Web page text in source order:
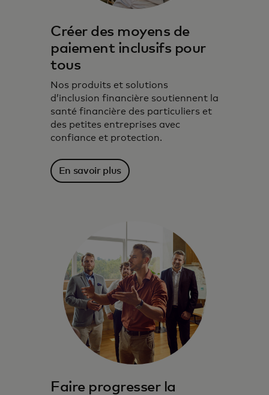
Créer des moyens de
paiement inclusifs pour
tous
Nos produits et solutions
d’inclusion financière soutiennent la
santé financière des particuliers et
des petites entreprises avec
confiance et protection.
En savoir plus
Faire progresser la